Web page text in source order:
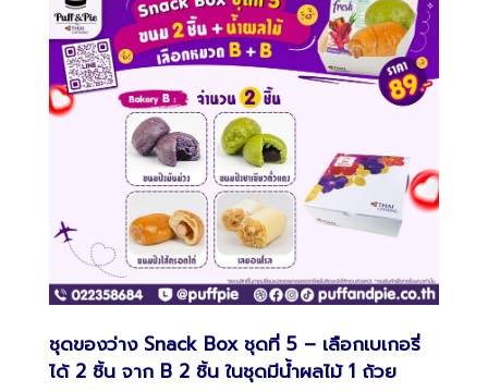
ชุดของว่าง Snack Box ชุดที่ 5 – เลือกเบเกอรี่
ได้ 2 ชิ้น จาก B 2 ชิ้น ในชุดมีน้ำผลไม้ 1 ถ้วย